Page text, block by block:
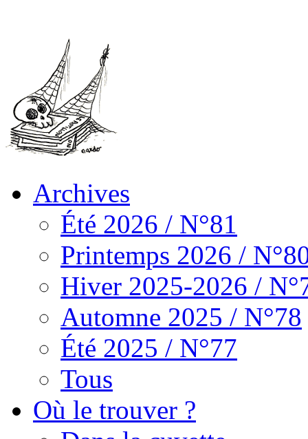
Archives
Été 2026 / N°81
Printemps 2026 /
Hiver 2025-2026 /
Automne 2025 / N°78
Été 2025 / N°77
Tous
Où le trouver ?